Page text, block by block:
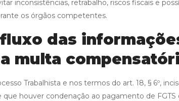
inconsistências, retrabalho, riscos fiscais e
os órgãos competentes.
das
multa
Trabalhista e nos termos do art. 18, § 6º,
que houver condenação ao pagamento de